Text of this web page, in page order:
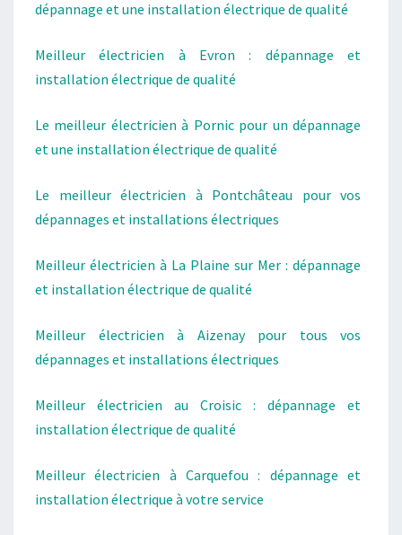
dépannage et une installation électrique de qualité
Meilleur électricien à Evron : dépannage et
installation électrique de qualité
Le meilleur électricien à Pornic pour un dépannage
et une installation électrique de qualité
Le meilleur électricien à Pontchâteau pour vos
dépannages et installations électriques
Meilleur électricien à La Plaine sur Mer : dépannage
et installation électrique de qualité
Meilleur électricien à Aizenay pour tous vos
dépannages et installations électriques
Meilleur électricien au Croisic : dépannage et
installation électrique de qualité
Meilleur électricien à Carquefou : dépannage et
installation électrique à votre service